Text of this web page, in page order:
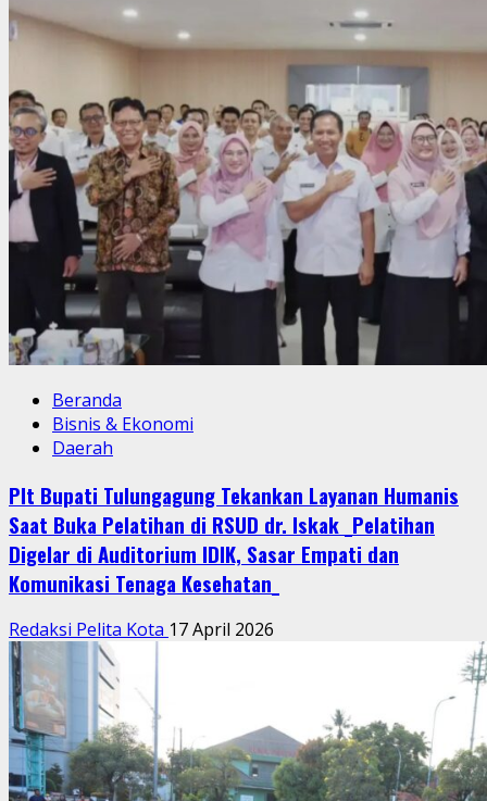
Beranda
Bisnis & Ekonomi
Daerah
Plt Bupati Tulungagung Tekankan Layanan Humanis
Saat Buka Pelatihan di RSUD dr. Iskak _Pelatihan
Digelar di Auditorium IDIK, Sasar Empati dan
Komunikasi Tenaga Kesehatan_
Redaksi Pelita Kota 17 April 2026